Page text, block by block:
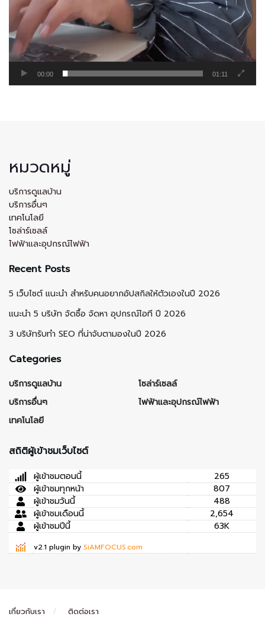
00:00 01:11
หมวดหมู่
บริการดูแลบ้าน
บริการอื่นๆ
เทคโนโลยี
โซล่าร์เซลล์
ไฟฟ้าและอุปกรณ์ไฟฟ้า
Recent Posts
5 เว็บไซต์ แนะนำ สำหรับคนอยากอัปสกิลให้ตัวเองในปี 2026
แนะนำ 5 บริษัท จัดซื้อ จัดหา อุปกรณ์ไอที ปี 2026
3 บริษัทรับทำ SEO ที่น่าจับตามองในปี 2026
Categories
บริการดูแลบ้าน
บริการอื่นๆ
เทคโนโลยี
โซล่าร์เซลล์
ไฟฟ้าและอุปกรณ์ไฟฟ้า
สถิติผู้เข้าชมเว็บไซต์
ผู้เข้าชมตอนนี้
265
ผู้เข้าชมทุกหน้า
807
ผู้เข้าชมวันนี้
488
ผู้เข้าชมเดือนนี้
2,654
ผู้เข้าชมปีนี้
63K
v2.1 plugin by SiAMFOCUS.com
เกี่ยวกับเรา ติดต่อเรา